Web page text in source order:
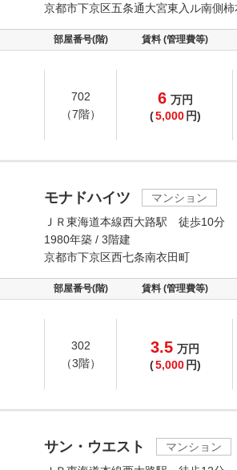
京都市下京区五条通大宮東入ル南側柿
部屋番号(階) 賃料 (管理費等)
702
（7階）
6 万円
(5,000 円)
モナドハイツ
マンション
ＪＲ東海道本線西大路駅 徒歩10分
1980年築 / 3階建
京都市下京区西七条南衣田町
部屋番号(階) 賃料 (管理費等)
302
（3階）
3.5 万円
(5,000 円)
サン・ウエスト
マンション